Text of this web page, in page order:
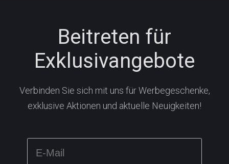
Beitreten für
Exklusivangebote
Verbinden Sie sich mit uns für Werbegeschenke,
exklusive Aktionen und aktuelle Neuigkeiten!